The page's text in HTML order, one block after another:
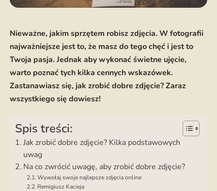
Nieważne, jakim sprzętem robisz zdjęcia. W fotografii
najważniejsze jest to, że masz do tego chęć i jest to
Twoja pasja. Jednak aby wykonać świetne ujęcie,
warto poznać tych kilka cennych wskazówek.
Zastanawiasz się, jak zrobić dobre zdjęcie? Zaraz
wszystkiego się dowiesz!
Spis treści:
Jak zrobić dobre zdjęcie? Kilka podstawowych
uwag
Na co zwrócić uwagę, aby zrobić dobre zdjęcie?
Wywołaj swoje najlepsze zdjęcia online
Remigiusz Kacieja